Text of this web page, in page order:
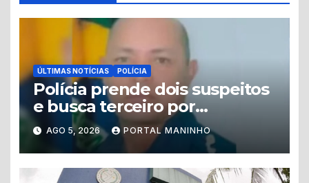
ÚLTIMAS NOTÍCIAS POLÍCIA
Polícia prende dois suspeitos
e busca terceiro por
homicídio de guarda
municipal em Tabatinga
AGO 5, 2026 PORTAL MANINHO